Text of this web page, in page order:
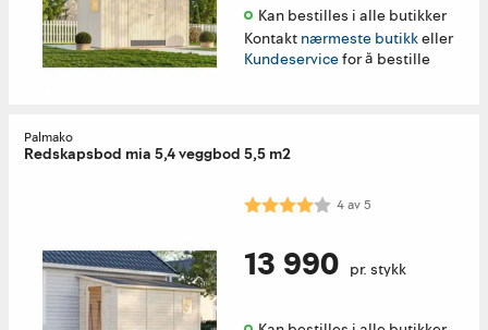
Kan bestilles i alle butikker
Kontakt nærmeste butikkeller
Kundeservicefor å bestille
Palmako
Redskapsbod mia 5,4 veggbod 5,5 m2
Karakter: 4.0 av 5 mulige
4av5
13 990 pr. stykk